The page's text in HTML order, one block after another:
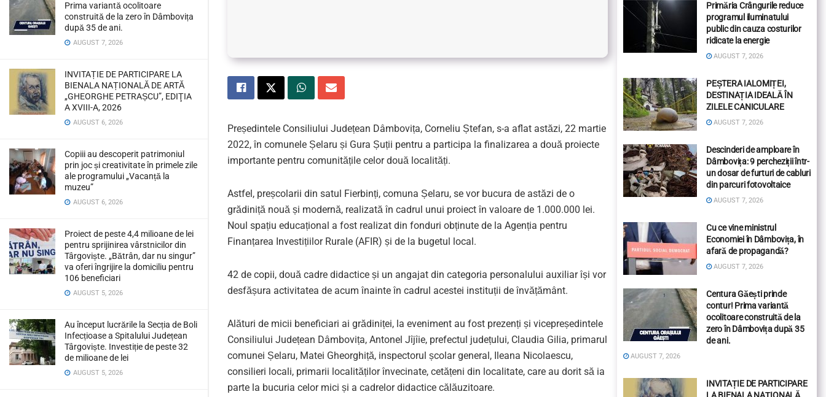
Prima variantă ocolitoare
construită de la zero în Dâmbovița
după 35 de ani.
AUGUST 7, 2026
INVITAȚIE DE PARTICIPARE LA
BIENALA NAȚIONALĂ DE ARTĂ
„GHEORGHE PETRAȘCU”, EDIŢIA
A XVIII-A, 2026
AUGUST 6, 2026
Copiii au descoperit patrimoniul
prin joc și creativitate în primele zile
ale programului „Vacanță la
muzeu”
AUGUST 6, 2026
Proiect de peste 4,4 milioane de lei
pentru sprijinirea vârstnicilor din
Târgoviște. „Bătrân, dar nu singur”
va oferi îngrijire la domiciliu pentru
106 beneficiari
AUGUST 5, 2026
Au început lucrările la Secția de Boli
Infecțioase a Spitalului Județean
Târgoviște. Investiție de peste 32
de milioane de lei
AUGUST 5, 2026
Președintele Consiliului Județean Dâmbovița, Corneliu Ștefan, s-a aflat astăzi, 22 martie
2022, în comunele Șelaru și Gura Șuții pentru a participa la finalizarea a două proiecte
importante pentru comunitățile celor două localități.
Astfel, preșcolarii din satul Fierbinți, comuna Șelaru, se vor bucura de astăzi de o
grădiniță nouă și modernă, realizată în cadrul unui proiect în valoare de 1.000.000 lei.
Noul spațiu educațional a fost realizat din fonduri obținute de la Agenția pentru
Finanțarea Investițiilor Rurale (AFIR) și de la bugetul local.
42 de copii, două cadre didactice și un angajat din categoria personalului auxiliar își vor
desfășura activitatea de acum înainte în cadrul acestei instituții de învățământ.
Alături de micii beneficiari ai grădiniței, la eveniment au fost prezenți și vicepreședintele
Consiliului Județean Dâmbovița, Antonel Jîjîie, prefectul județului, Claudia Gilia, primarul
comunei Șelaru, Matei Gheorghiță, inspectorul școlar general, Ileana Nicolaescu,
consilieri locali, primarii localităților învecinate, cetățeni din localitate, care au dorit să ia
parte la bucuria celor mici și a cadrelor didactice călăuzitoare.
Primăria Crângurile reduce
programul iluminatului
public din cauza costurilor
ridicate la energie
AUGUST 7, 2026
PEȘTERA IALOMIȚEI,
DESTINAȚIA IDEALĂ ÎN
ZILELE CANICULARE
AUGUST 7, 2026
Descinderi de amploare în
Dâmbovița: 9 percheziții într-
un dosar de furturi de cabluri
din parcuri fotovoltaice
AUGUST 7, 2026
Cu ce vine ministrul
Economiei în Dâmbovița, în
afară de propagandă?
AUGUST 7, 2026
Centura Găești prinde
contur! Prima variantă
ocolitoare construită de la
zero în Dâmbovița după 35
de ani.
AUGUST 7, 2026
INVITAȚIE DE PARTICIPARE